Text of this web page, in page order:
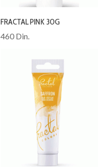
FRACTAL PINK 30G
460 Din.